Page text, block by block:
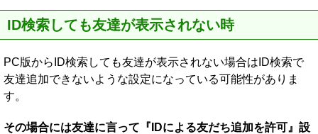
ID検索しても友達が表示されない時
PC版からID検索しても友達が表示されない場合はID検索で
友達追加できないような設定になっている可能性がありま
す。
その場合には友達に言って『IDによる友だち追加を許可』設